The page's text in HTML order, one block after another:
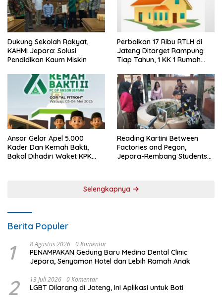
Dukung Sekolah Rakyat,
KAHMI Jepara: Solusi
Pendidikan Kaum Miskin
Perbaikan 17 Ribu RTLH di
Jateng Ditarget Rampung
Tiap Tahun, 1 KK 1 Rumah
Ansor Gelar Apel 5.000
Kader Dan Kemah Bakti,
Bakal Dihadiri Waket KPK
Reading Kartini Between
Factories and Pegon,
Jepara-Rembang Students
Selengkapnya
Berita Populer
1 8 Agustus 2026 0 Komentar
PENAMPAKAN Gedung Baru Medina Dental Clinic
Jepara, Senyaman Hotel dan Lebih Ramah Anak
2 13 Juli 2026 0 Komentar
LGBT Dilarang di Jateng, Ini Aplikasi untuk Boti